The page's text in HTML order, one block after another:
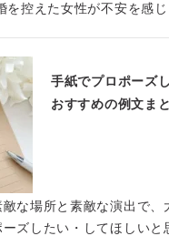
を控えた女性が不安を感じ
手紙でプロポーズ
おすすめの例文ま
な場所と素敵な演出で、
ズしたい・してほしいと